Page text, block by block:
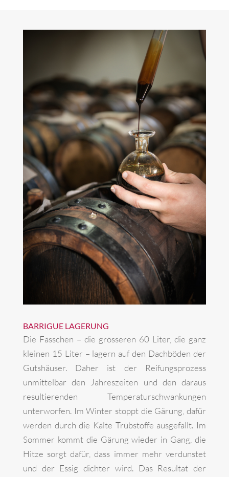
BARRIGUE LAGERUNG
Die Fässchen – die grösseren 60 Liter, die ganz
kleinen 15 Liter – lagern auf den Dachböden der
Gutshäuser. Daher ist der Reifungsprozess
unmittelbar den Jahreszeiten und den daraus
resultierenden Temperaturschwankungen
unterworfen. Im Winter stoppt die Gärung, dafür
werden durch die Kälte Trübstoffe ausgefällt. Im
Sommer kommt die Gärung wieder in Gang, die
Hitze sorgt dafür, dass immer mehr verdunstet
und der Essig dichter wird. Das Resultat der